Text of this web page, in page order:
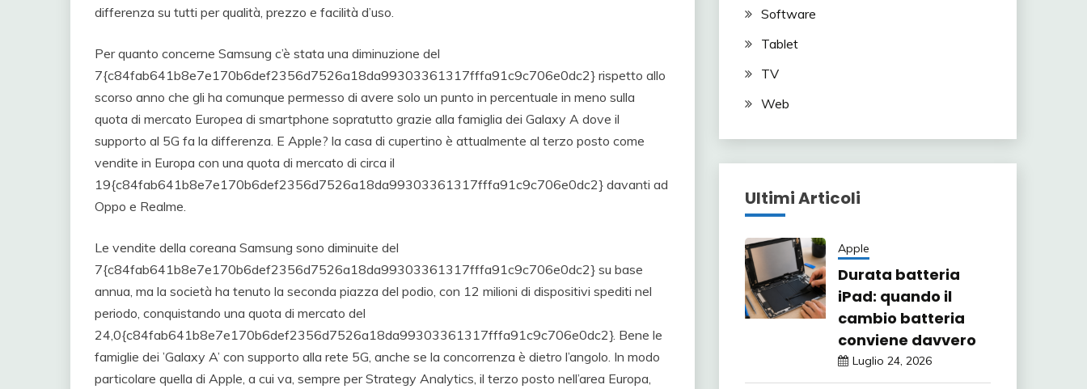
differenza su tutti per qualità, prezzo e facilità d’uso.
Per quanto concerne Samsung c’è stata una diminuzione del
7{c84fab641b8e7e170b6def2356d7526a18da99303361317fffa91c9c706e0dc2} rispetto allo
scorso anno che gli ha comunque permesso di avere solo un punto in percentuale in meno sulla
quota di mercato Europea di smartphone sopratutto grazie alla famiglia dei Galaxy A dove il
supporto al 5G fa la differenza. E Apple? la casa di cupertino è attualmente al terzo posto come
vendite in Europa con una quota di mercato di circa il
19{c84fab641b8e7e170b6def2356d7526a18da99303361317fffa91c9c706e0dc2} davanti ad
Oppo e Realme.
Le vendite della coreana Samsung sono diminuite del
7{c84fab641b8e7e170b6def2356d7526a18da99303361317fffa91c9c706e0dc2} su base
annua, ma la società ha tenuto la seconda piazza del podio, con 12 milioni di dispositivi spediti nel
periodo, conquistando una quota di mercato del
24,0{c84fab641b8e7e170b6def2356d7526a18da99303361317fffa91c9c706e0dc2}. Bene le
famiglie dei ’Galaxy A’ con supporto alla rete 5G, anche se la concorrenza è dietro l’angolo. In modo
particolare quella di Apple, a cui va, sempre per Strategy Analytics, il terzo posto nell’area Europa,
Software
Tablet
TV
Web
Ultimi Articoli
Apple
Durata batteria
iPad: quando il
cambio batteria
conviene davvero
Luglio 24, 2026